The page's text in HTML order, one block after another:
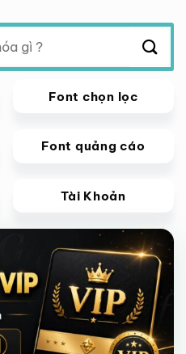
Font chọn lọc
Font quảng cáo
Tài Khoản